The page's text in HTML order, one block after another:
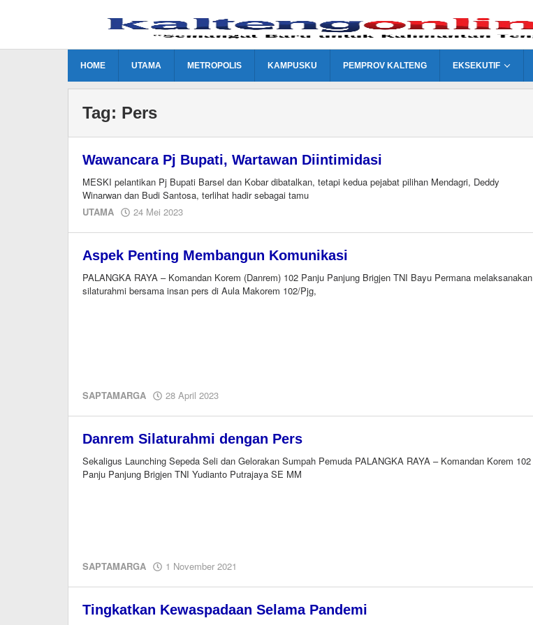
HOME UTAMA METROPOLIS KAMPUSKU PEMPROV KALTENG EKSEKUTIF
Tag: Pers
Wawancara Pj Bupati, Wartawan Diintimidasi
MESKI pelantikan Pj Bupati Barsel dan Kobar dibatalkan, tetapi kedua pejabat pilihan Mendagri, Deddy
Winarwan dan Budi Santosa, terlihat hadir sebagai tamu
UTAMA
24 Mei 2023
Aspek Penting Membangun Komunikasi
PALANGKA RAYA – Komandan Korem (Danrem) 102 Panju Panjung Brigjen TNI Bayu Permana melaksanakan
silaturahmi bersama insan pers di Aula Makorem 102/Pjg,
SAPTAMARGA 28 April 2023
Danrem Silaturahmi dengan Pers
Sekaligus Launching Sepeda Seli dan Gelorakan Sumpah Pemuda PALANGKA RAYA – Komandan Korem 102
Panju Panjung Brigjen TNI Yudianto Putrajaya SE MM
SAPTAMARGA 1 November 2021
Tingkatkan Kewaspadaan Selama Pandemi